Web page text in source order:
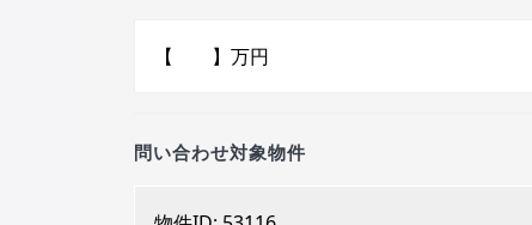
問い合わせ対象物件